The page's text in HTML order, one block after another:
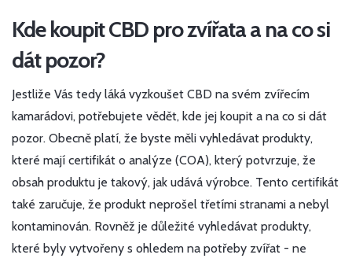
Kde koupit CBD pro zvířata a na co si
dát pozor?
Jestliže Vás tedy láká vyzkoušet CBD na svém zvířecím
kamarádovi, potřebujete vědět, kde jej koupit a na co si dát
pozor. Obecně platí, že byste měli vyhledávat produkty,
které mají certifikát o analýze (COA), který potvrzuje, že
obsah produktu je takový, jak udává výrobce. Tento certifikát
také zaručuje, že produkt neprošel třetími stranami a nebyl
kontaminován. Rovněž je důležité vyhledávat produkty,
které byly vytvořeny s ohledem na potřeby zvířat - ne